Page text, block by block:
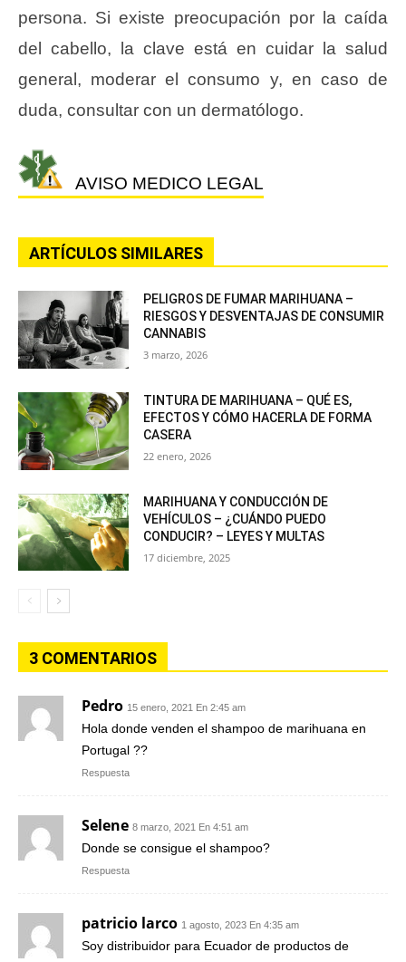
persona. Si existe preocupación por la caída
del cabello, la clave está en cuidar la salud
general, moderar el consumo y, en caso de
duda, consultar con un dermatólogo.
AVISO MEDICO LEGAL
ARTÍCULOS SIMILARES
PELIGROS DE FUMAR MARIHUANA –
RIESGOS Y DESVENTAJAS DE CONSUMIR
CANNABIS
3 marzo, 2026
TINTURA DE MARIHUANA – QUÉ ES,
EFECTOS Y CÓMO HACERLA DE FORMA
CASERA
22 enero, 2026
MARIHUANA Y CONDUCCIÓN DE
VEHÍCULOS – ¿CUÁNDO PUEDO
CONDUCIR? – LEYES Y MULTAS
17 diciembre, 2025
3 COMENTARIOS
Pedro 15 enero, 2021 En 2:45 am
Hola donde venden el shampoo de marihuana en
Portugal ??
Respuesta
Selene 8 marzo, 2021 En 4:51 am
Donde se consigue el shampoo?
Respuesta
patricio larco 1 agosto, 2023 En 4:35 am
Soy distribuidor para Ecuador de productos de